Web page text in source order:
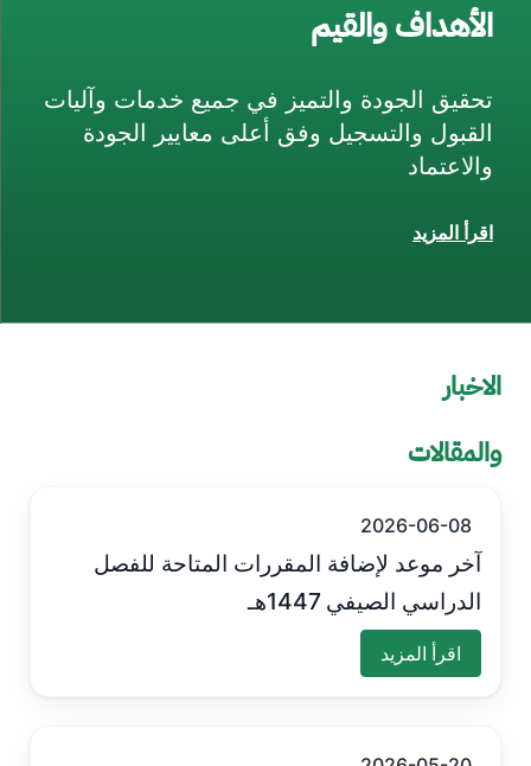
الأهداف والقيم
تحقيق الجودة والتميز في جميع خدمات وآليات
القبول والتسجيل وفق أعلى معايير الجودة
والاعتماد
اقرأ المزيد
الاخبار
والمقالات
2026-06-08
آخر موعد لإضافة المقررات المتاحة للفصل
الدراسي الصيفي 1447هـ
اقرأ المزيد